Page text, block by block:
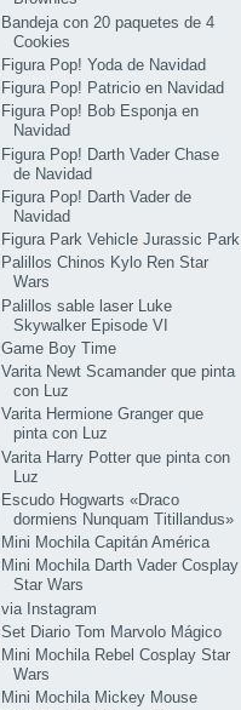
Bandeja con 20 paquetes de 4
Cookies
Figura Pop! Yoda de Navidad
Figura Pop! Patricio en Navidad
Figura Pop! Bob Esponja en
Navidad
Figura Pop! Darth Vader Chase
de Navidad
Figura Pop! Darth Vader de
Navidad
Figura Park Vehicle Jurassic Park
Palillos Chinos Kylo Ren Star
Wars
Palillos sable laser Luke
Skywalker Episode VI
Game Boy Time
Varita Newt Scamander que pinta
con Luz
Varita Hermione Granger que
pinta con Luz
Varita Harry Potter que pinta con
Luz
Escudo Hogwarts «Draco
dormiens Nunquam Titillandus»
Mini Mochila Capitán América
Mini Mochila Darth Vader Cosplay
Star Wars
via Instagram
Set Diario Tom Marvolo Mágico
Mini Mochila Rebel Cosplay Star
Wars
Mini Mochila Mickey Mouse